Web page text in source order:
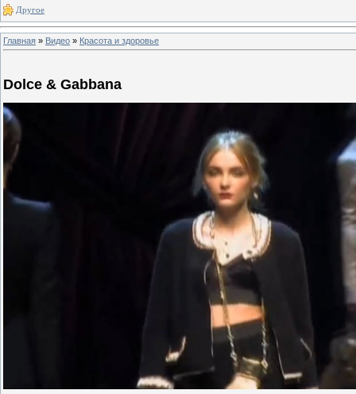
Другое
Главная » Видео » Красота и здоровье
Dolce & Gabbana